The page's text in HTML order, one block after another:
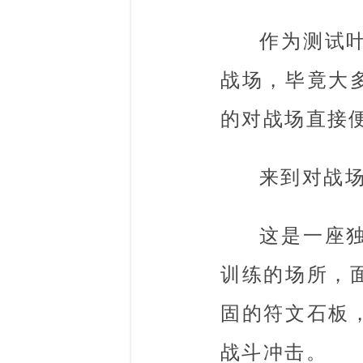
作为测试
战场，毕竟大
的对战场直接
来到对战
这是一座
训练的场所，
固的符文石板
战斗冲击。